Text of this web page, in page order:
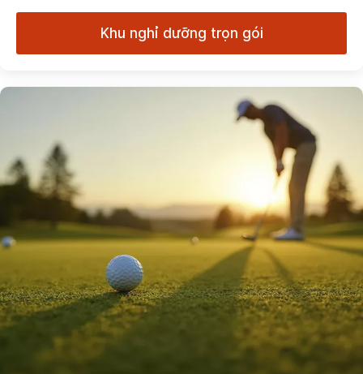
Khu nghỉ dưỡng trọn gói